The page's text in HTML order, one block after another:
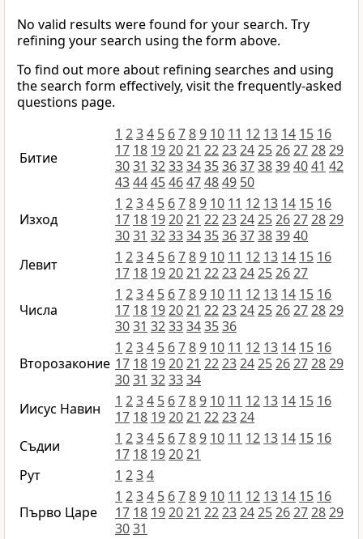
No valid results were found for your search. Try
refining your search using the form above.
To find out more about refining searches and using
the search form effectively, visit the frequently-asked
questions page.
Битие
1 234 5 6789 10 11 12 13 14 15 16
17 18 192021 2223242526272829
3031 32333435363738394041 42
43444546474849 50
Изход
1 234 5 6789 10 11 12 13 14 15 16
17 18 192021 2223242526272829
3031 323334353637383940
Левит
1 234 5 6789 10 11 12 13 14 15 16
17 18 192021 222324252627
Числа
1 234 5 6789 10 11 12 13 14 15 16
17 18 192021 2223242526272829
3031 3233343536
Второзаконие
1 234 5 6789 10 11 12 13 14 15 16
17 18 192021 2223242526272829
3031 323334
Иисус Навин
1 234 5 6789 10 11 12 13 14 15 16
17 18 192021 222324
Съдии
1 234 5 6789 10 11 12 13 14 15 16
17 18 192021
Рут
1 234
Първо Царе
1 234 5 6789 10 11 12 13 14 15 16
17 18 192021 2223242526272829
3031